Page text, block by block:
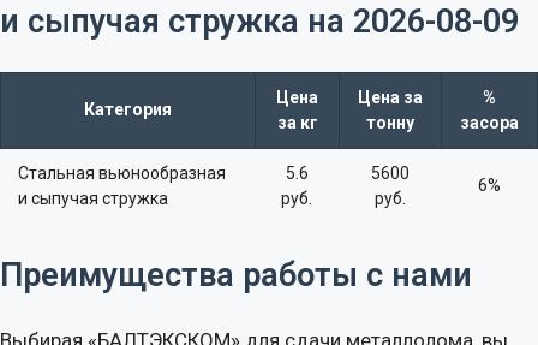
и сыпучая стружка на 2026-08-09​
Категория
Цена
за кг
Цена за
тонну
%
засора
Стальная вьюнообразная
и сыпучая стружка
5.6
руб.
5600
руб.
6%
Преимущества работы с нами